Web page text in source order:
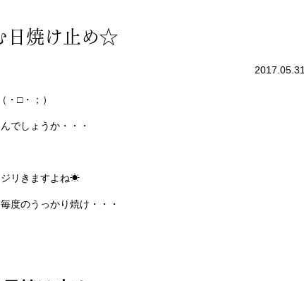
日焼け止め☆
2017.05.31
□・；）
でしょうか・・・
ジリきますよね☀
度のうっかり焼け・・・